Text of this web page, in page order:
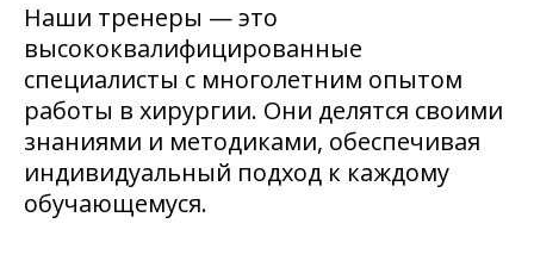
Наши тренеры — это
высококвалифицированные
специалисты с многолетним опытом
работы в хирургии. Они делятся своими
знаниями и методиками, обеспечивая
индивидуальный подход к каждому
обучающемуся.